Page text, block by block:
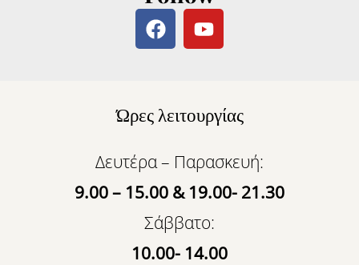
F
a
c
o
k
Y
o
u
b
Ώρες λειτουργίας
Δευτέρα – Παρασκευή:
9.00 – 15.00 & 19.00- 21.30
Σάββατο:
10.00- 14.00